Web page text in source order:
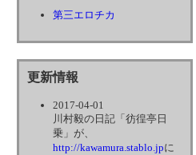
第三エロチカ
更新情報
2017-04-01
川村毅の日記「彷徨亭日
乗」が、
http://kawamura.stablo.jpに